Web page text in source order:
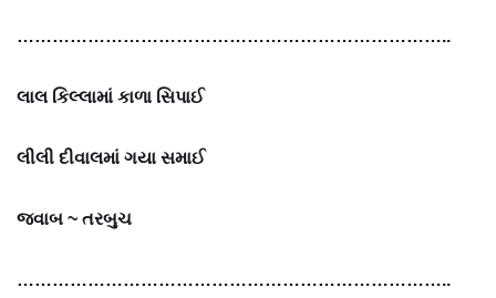
………………………………………………………………..
લાલ કિલ્લામાં કાળા સિપાઈ
લીલી દીવાલમાં ગયા સમાઈ
જવાબ ~ તરબુચ
………………………………………………………………..